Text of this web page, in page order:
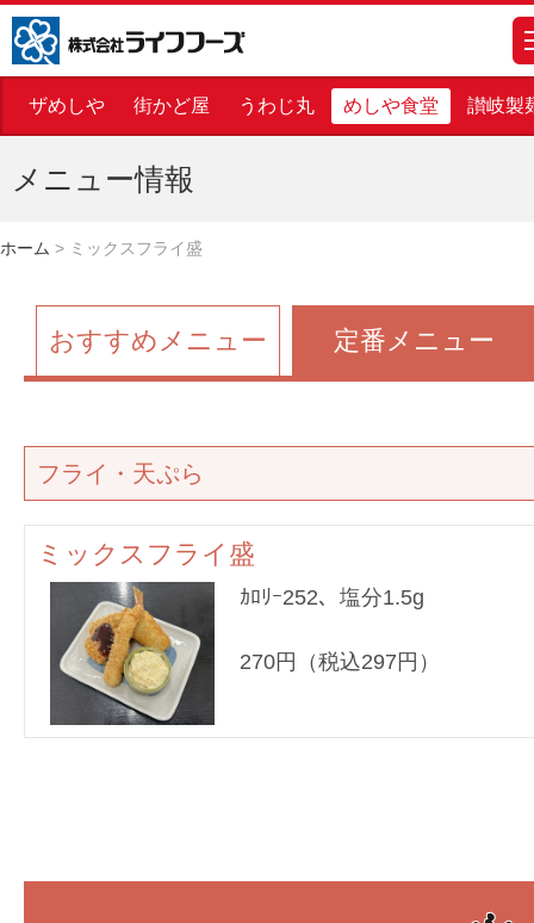
株式会社ライフフーズ
ザめしや 街かど屋 うわじ丸 めしや食堂 讃岐製
メニュー情報
ホーム > ミックスフライ盛
おすすめメニュー 定番メニュー
フライ・天ぷら
ミックスフライ盛
ｶﾛﾘｰ252、塩分1.5g
270円（税込297円）